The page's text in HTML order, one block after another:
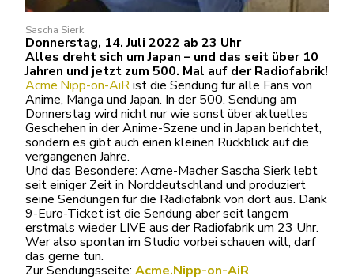
Sascha Sierk
Donnerstag, 14. Juli 2022 ab 23 Uhr
Alles dreht sich um Japan – und das seit über 10
Jahren und jetzt zum 500. Mal auf der Radiofabrik!
Acme.Nipp-on-AiRist die Sendung für alle Fans von
Anime, Manga und Japan. In der 500. Sendung am
Donnerstag wird nicht nur wie sonst über aktuelles
Geschehen in der Anime-Szene und in Japan berichtet,
sondern es gibt auch einen kleinen Rückblick auf die
vergangenen Jahre.
Und das Besondere: Acme-Macher Sascha Sierk lebt
seit einiger Zeit in Norddeutschland und produziert
seine Sendungen für die Radiofabrik von dort aus. Dank
9-Euro-Ticket ist die Sendung aber seit langem
erstmals wieder LIVE aus der Radiofabrik um 23 Uhr.
Wer also spontan im Studio vorbei schauen will, darf
das gerne tun.
Zur Sendungsseite: Acme.Nipp-on-AiR